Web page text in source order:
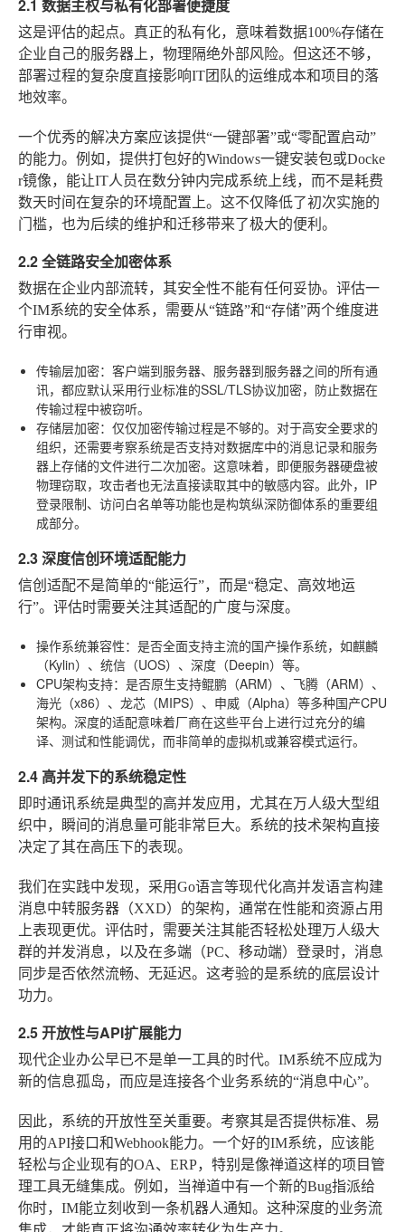
2.1 数据主权与私有化部署便捷度
这是评估的起点。真正的私有化，意味着数据100%存储在
企业自己的服务器上，物理隔绝外部风险。但这还不够，
部署过程的复杂度直接影响IT团队的运维成本和项目的落
地效率。
一个优秀的解决方案应该提供“一键部署”或“零配置启动”
的能力。例如，提供打包好的Windows一键安装包或Docke
r镜像，能让IT人员在数分钟内完成系统上线，而不是耗费
数天时间在复杂的环境配置上。这不仅降低了初次实施的
门槛，也为后续的维护和迁移带来了极大的便利。
2.2 全链路安全加密体系
数据在企业内部流转，其安全性不能有任何妥协。评估一
个IM系统的安全体系，需要从“链路”和“存储”两个维度进
行审视。
传输层加密：客户端到服务器、服务器到服务器之间的所有通
讯，都应默认采用行业标准的SSL/TLS协议加密，防止数据在
传输过程中被窃听。
存储层加密：仅仅加密传输过程是不够的。对于高安全要求的
组织，还需要考察系统是否支持对数据库中的消息记录和服务
器上存储的文件进行二次加密。这意味着，即便服务器硬盘被
物理窃取，攻击者也无法直接读取其中的敏感内容。此外，IP
登录限制、访问白名单等功能也是构筑纵深防御体系的重要组
成部分。
2.3 深度信创环境适配能力
信创适配不是简单的“能运行”，而是“稳定、高效地运
行”。评估时需要关注其适配的广度与深度。
操作系统兼容性：是否全面支持主流的国产操作系统，如麒麟
（Kylin）、统信（UOS）、深度（Deepin）等。
CPU架构支持：是否原生支持鲲鹏（ARM）、飞腾（ARM）、
海光（x86）、龙芯（MIPS）、申威（Alpha）等多种国产CPU
架构。深度的适配意味着厂商在这些平台上进行过充分的编
译、测试和性能调优，而非简单的虚拟机或兼容模式运行。
2.4 高并发下的系统稳定性
即时通讯系统是典型的高并发应用，尤其在万人级大型组
织中，瞬间的消息量可能非常巨大。系统的技术架构直接
决定了其在高压下的表现。
我们在实践中发现，采用Go语言等现代化高并发语言构建
消息中转服务器（XXD）的架构，通常在性能和资源占用
上表现更优。评估时，需要关注其能否轻松处理万人级大
群的并发消息，以及在多端（PC、移动端）登录时，消息
同步是否依然流畅、无延迟。这考验的是系统的底层设计
功力。
2.5 开放性与API扩展能力
现代企业办公早已不是单一工具的时代。IM系统不应成为
新的信息孤岛，而应是连接各个业务系统的“消息中心”。
因此，系统的开放性至关重要。考察其是否提供标准、易
用的API接口和Webhook能力。一个好的IM系统，应该能
轻松与企业现有的OA、ERP，特别是像禅道这样的项目管
理工具无缝集成。例如，当禅道中有一个新的Bug指派给
你时，IM能立刻收到一条机器人通知。这种深度的业务流